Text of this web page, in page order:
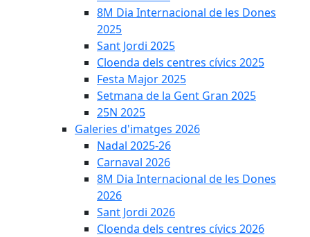
8M Dia Internacional de les Dones
2025
Sant Jordi 2025
Cloenda dels centres cívics 2025
Festa Major 2025
Setmana de la Gent Gran 2025
25N 2025
Galeries d'imatges 2026
Nadal 2025-26
Carnaval 2026
8M Dia Internacional de les Dones
2026
Sant Jordi 2026
Cloenda dels centres cívics 2026